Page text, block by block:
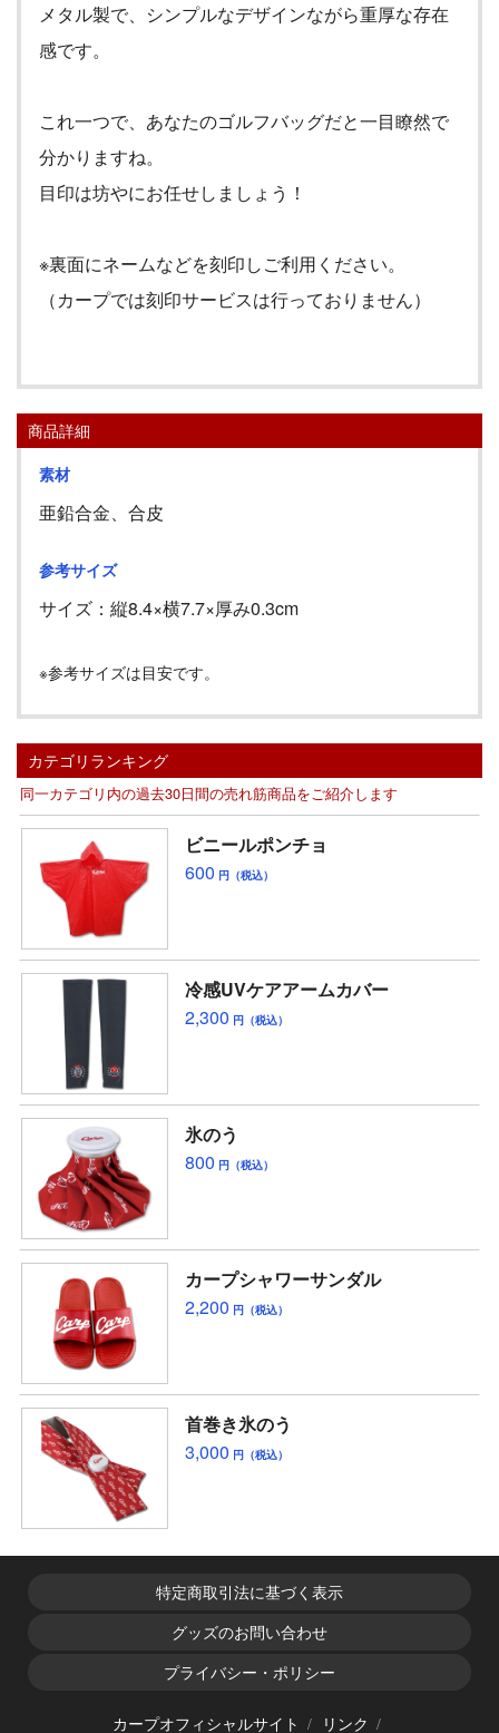
メタル製で、シンプルなデザインながら重厚な存在
感です。
これ一つで、あなたのゴルフバッグだと一目瞭然で
分かりますね。
目印は坊やにお任せしましょう！
※裏面にネームなどを刻印しご利用ください。
（カープでは刻印サービスは行っておりません）
商品詳細
素材
亜鉛合金、合皮
参考サイズ
サイズ：縦8.4×横7.7×厚み0.3cm
※参考サイズは目安です。
カテゴリランキング
同一カテゴリ内の過去30日間の売れ筋商品をご紹介します
ビニールポンチョ
600 円（税込）
冷感UVケアアームカバー
2,300 円（税込）
氷のう
800 円（税込）
カープシャワーサンダル
2,200 円（税込）
首巻き氷のう
3,000 円（税込）
特定商取引法に基づく表示
グッズのお問い合わせ
プライバシー・ポリシー
カープオフィシャルサイト
リンク